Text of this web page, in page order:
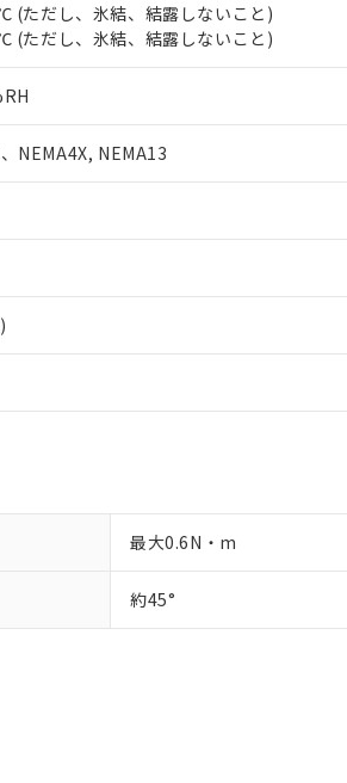
(ただし、氷結、結露しないこと)
(ただし、氷結、結露しないこと)
NEMA4X, NEMA13
最大0.6N・m
約45°